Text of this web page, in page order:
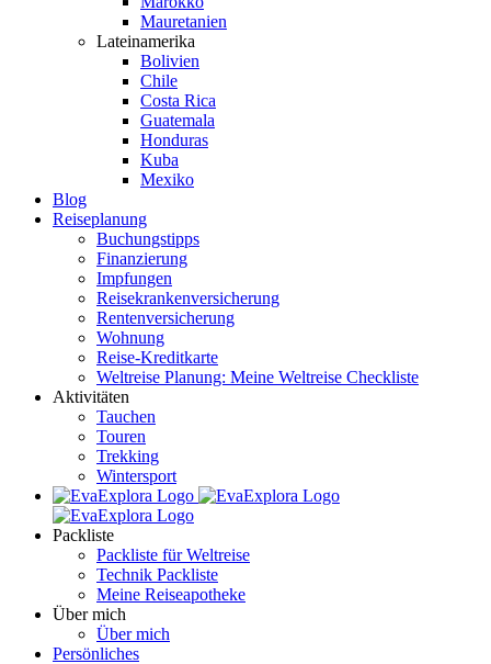
Mauretanien
Lateinamerika
Bolivien
Chile
Costa Rica
Guatemala
Honduras
Kuba
Mexiko
Blog
Reiseplanung
Buchungstipps
Finanzierung
Impfungen
Reisekrankenversicherung
Rentenversicherung
Wohnung
Reise-Kreditkarte
Weltreise Planung: Meine Weltreise Checkliste
Aktivitäten
Tauchen
Touren
Trekking
Wintersport
Packliste
Packliste für Weltreise
Technik Packliste
Meine Reiseapotheke
Über mich
Über mich
Persönliches